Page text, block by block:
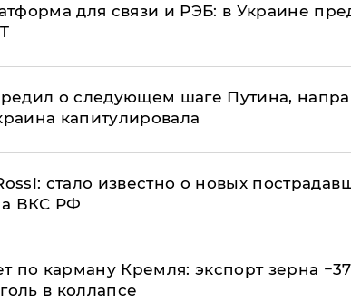
для связи и РЭБ: в Украине
о следующем шаге Путина,
капитулировала
стало известно о новых
ВКС РФ
по карману Кремля: экспорт зерна
в коллапсе